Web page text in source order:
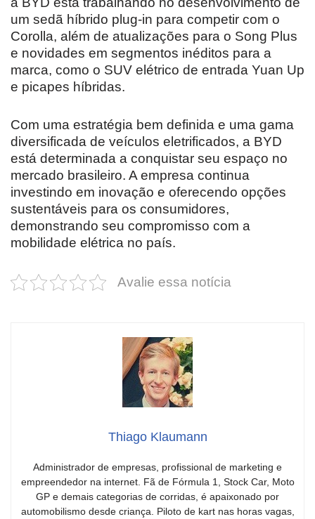
um sedã híbrido plug-in para competir com o
Corolla, além de atualizações para o Song Plus
e novidades em segmentos inéditos para a
marca, como o SUV elétrico de entrada Yuan Up
e picapes híbridas.
Com uma estratégia bem definida e uma gama
diversificada de veículos eletrificados, a BYD
está determinada a conquistar seu espaço no
mercado brasileiro. A empresa continua
investindo em inovação e oferecendo opções
sustentáveis para os consumidores,
demonstrando seu compromisso com a
mobilidade elétrica no país.
Avalie essa notícia
Thiago Klaumann
Administrador de empresas, profissional de marketing e
empreendedor na internet. Fã de Fórmula 1, Stock Car, Moto
GP e demais categorias de corridas, é apaixonado por
automobilismo desde criança. Piloto de kart nas horas vagas,